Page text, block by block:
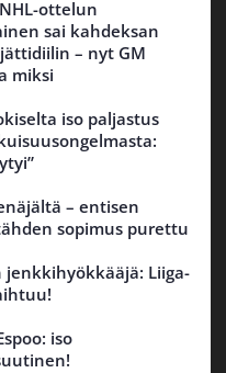
ottelun
sai kahdeksan
– nyt GM
miksi
iso paljastus
– entisen
sopimus purettu
jenkkihyökkääjä: Liiga-
iso